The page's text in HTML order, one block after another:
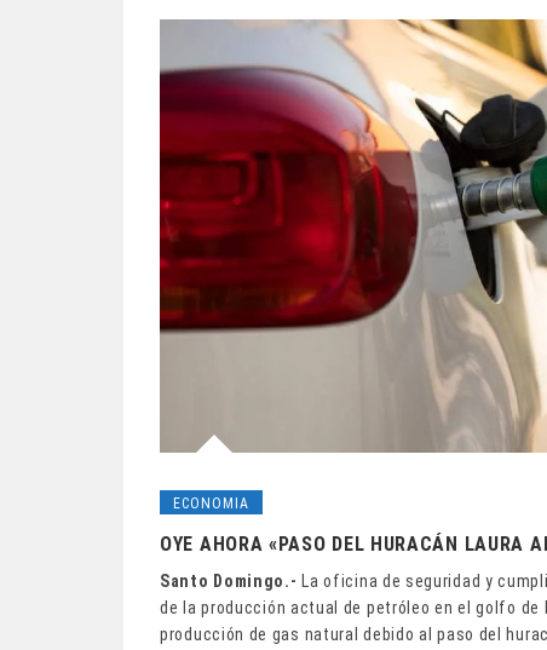
ECONOMIA
OYE AHORA «PASO DEL HURACÁN LAURA
Santo Domingo.- La oficina de seguridad y
de la producción actual de petróleo en el golfo de
producción de gas natural debido al paso del